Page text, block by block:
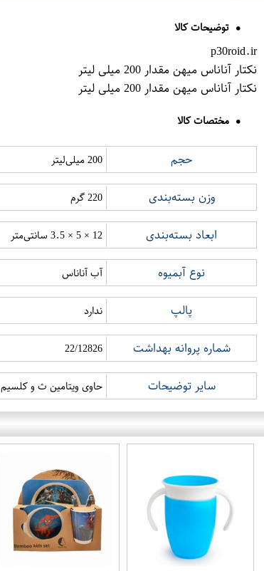
توضیحات کالا
p30roid.ir
نکتار آناناس میهن مقدار 200 میلی لیتر
نکتار آناناس میهن مقدار 200 میلی لیتر
مختصات کالا
حجم 200 میلی‌لیتر
وزن بسته‌بندی 220 گرم
ابعاد بسته‌بندی 12 × 5 × 3.5 سانتی‌متر
نوع آبمیوه آب آناناس
پالپ ندارد
شماره پروانه بهداشت 22/12826
سایر توضیحات حاوی ویتامین ث و کلسیم